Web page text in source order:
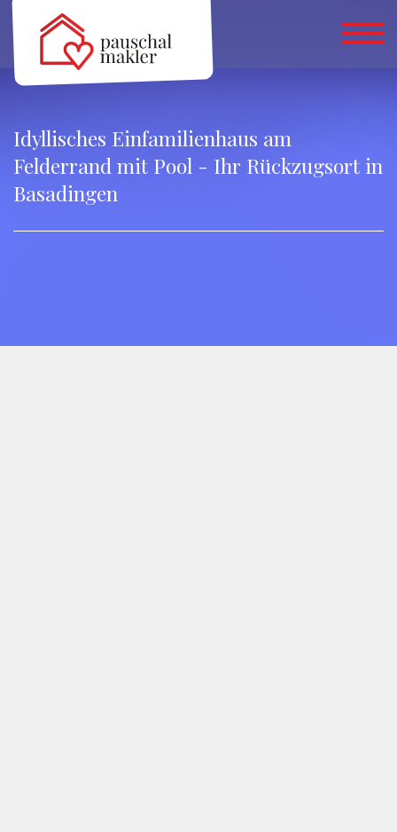
Idyllisches Einfamilienhaus am
Felderrand mit Pool - Ihr Rückzugsort in
Basadingen